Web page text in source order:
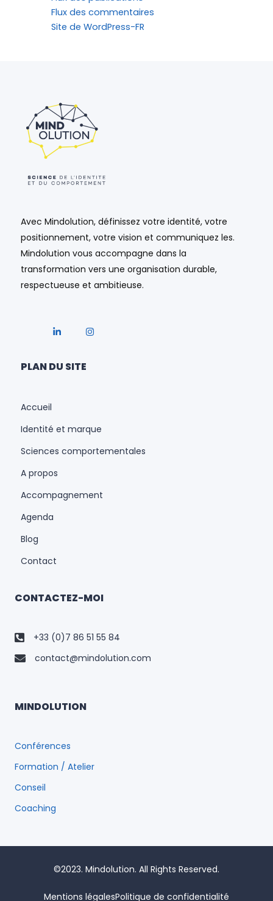
Flux des commentaires
Site de WordPress-FR
Avec Mindolution, définissez votre identité, votre
positionnement, votre vision et communiquez les.
Mindolution vous accompagne dans la
transformation vers une organisation durable,
respectueuse et ambitieuse.
PLAN DU SITE
Accueil
Identité et marque
Sciences comportementales
A propos
Accompagnement
Agenda
Blog
Contact
CONTACTEZ-MOI
+33 (0)7 86 51 55 84
contact@mindolution.com
MINDOLUTION
Conférences
Formation / Atelier
Conseil
Coaching
©2023. Mindolution. All Rights Reserved.
Mentions légalesPolitique de confidentialité